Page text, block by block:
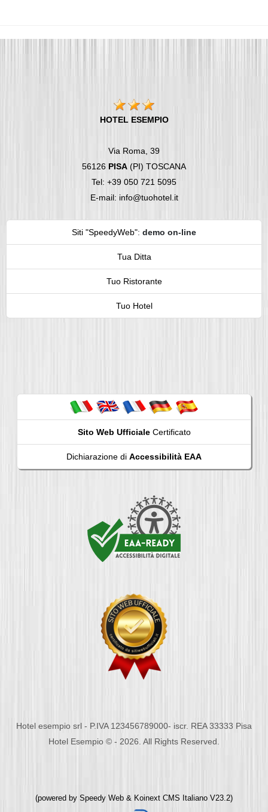
HOTEL ESEMPIO
Via Roma, 39
56126 PISA (PI) TOSCANA
Tel: +39 050 721 5095
E-mail: info@tuohotel.it
Siti "SpeedyWeb": demo on-line
Tua Ditta
Tuo Ristorante
Tuo Hotel
Sito Web UfficialeCertificato
Dichiarazione di Accessibilità EAA
Hotel esempio srl - P.IVA 123456789000- iscr. REA 33333 Pisa
Hotel Esempio © - 2026. All Rights Reserved.
(powered by Speedy Web & Koinext CMS Italiano V23.2)